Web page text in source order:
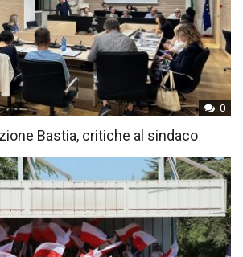
0
Bastia, critiche al sindaco